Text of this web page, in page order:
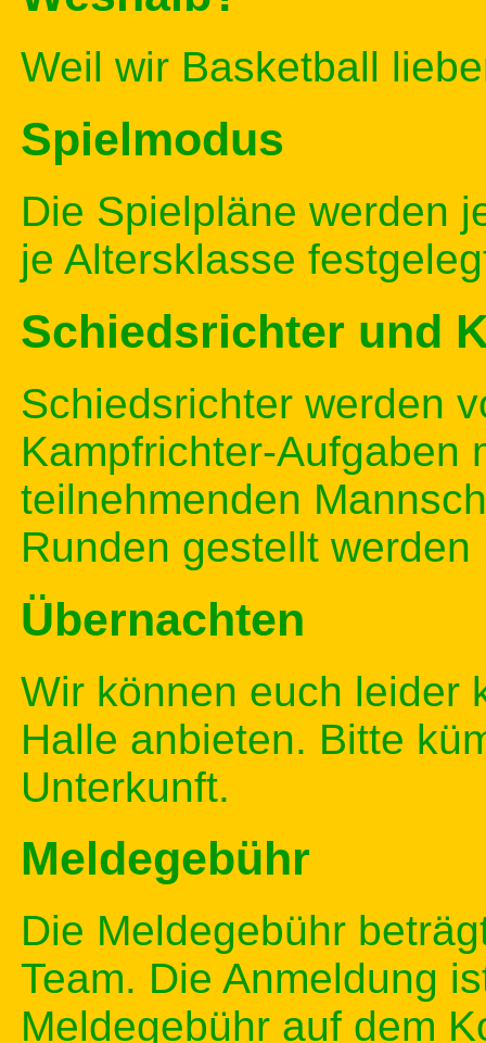
Weil wir Basketball
Spielmodus
Die Spielpläne werden
je Altersklasse
Schiedsrichter und
Schiedsrichter werden
Kampfrichter-Aufgaben
teilnehmenden
Runden gestellt werden
Übernachten
Wir können euch leider
Halle anbieten. Bitte
Unterkunft.
Meldegebühr
Die Meldegebühr
Team. Die Anmeldung
Meldegebühr auf dem